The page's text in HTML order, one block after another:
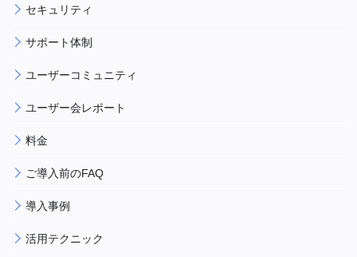
セキュリティ
サポート体制
ユーザーコミュニティ
ユーザー会レポート
料金
ご導入前のFAQ
導入事例
活用テクニック